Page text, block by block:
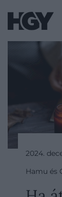
2024.
Hamu és